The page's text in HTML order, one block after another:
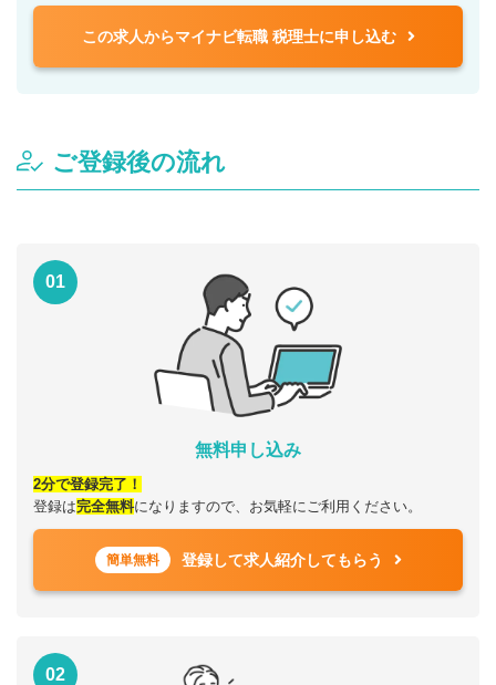
この求人からマイナビ転職 税理士に申し込む
ご登録後の流れ
01
無料申し込み
2分で登録完了！
登録は完全無料になりますので、お気軽にご利用ください。
簡単無料 登録して求人紹介してもらう
02